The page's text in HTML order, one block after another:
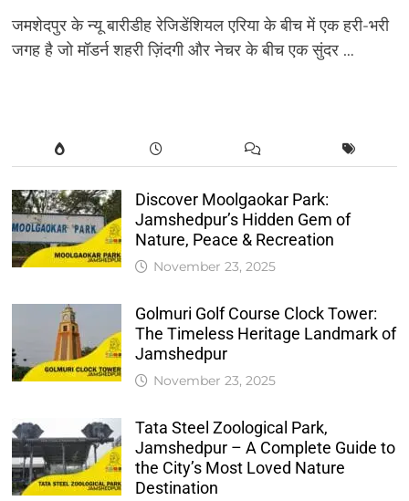
जमशेदपुर के न्यू बारीडीह रेजिडेंशियल एरिया के बीच में एक हरी-भरी
जगह है जो मॉडर्न शहरी ज़िंदगी और नेचर के बीच एक सुंदर …
Discover Moolgaokar Park:
Jamshedpur’s Hidden Gem of
Nature, Peace & Recreation
November 23, 2025
Golmuri Golf Course Clock Tower:
The Timeless Heritage Landmark of
Jamshedpur
November 23, 2025
Tata Steel Zoological Park,
Jamshedpur – A Complete Guide to
the City’s Most Loved Nature
Destination